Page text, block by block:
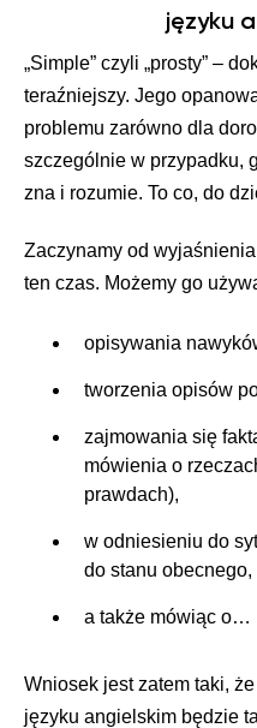
języku
„Simple” czyli „prosty” –
teraźniejszy. Jego
problemu zarówno dla
szczególnie w przypadku,
zna i rozumie. To co, do
Zaczynamy od
ten czas. Możemy go
opisywania
tworzenia opisów
zajmowania się
mówienia o
prawdach),
w odniesieniu do
do stanu obecnego,
a także mówiąc o…
Wniosek jest zatem taki,
języku angielskim będzie